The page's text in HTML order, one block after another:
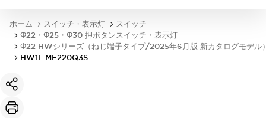
ホーム スイッチ・表示灯
スイッチ
Φ22・Φ25・Φ30 押ボタンスイッチ・表示灯
Φ22 HWシリーズ（ねじ端子タイプ/2025年6月版 新カタログモデル
HW1L-MF220Q3S